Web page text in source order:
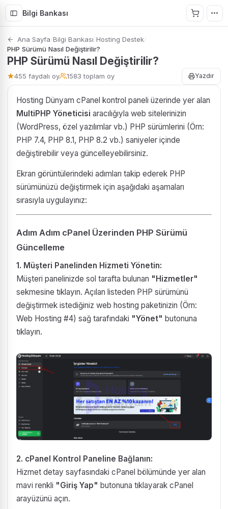
Bilgi Bankası
Ana Sayfa/Bilgi Bankası/Hosting Destek/
PHP Sürümü Nasıl Değiştirilir?
PHP Sürümü Nasıl Değiştirilir?
455 faydalı oy 1583 toplam oy Yazdır
Hosting Dünyam cPanel kontrol paneli üzerinde yer alan
MultiPHP Yöneticisi aracılığıyla web sitelerinizin
(WordPress, özel yazılımlar vb.) PHP sürümlerini (Örn:
PHP 7.4, PHP 8.1, PHP 8.2 vb.) saniyeler içinde
değiştirebilir veya güncelleyebilirsiniz.
Ekran görüntülerindeki adımları takip ederek PHP
sürümünüzü değiştirmek için aşağıdaki aşamaları
sırasıyla uygulayınız:
Adım Adım cPanel Üzerinden PHP Sürümü
Güncelleme
1. Müşteri Panelinden Hizmeti Yönetin:
Müşteri panelinizde sol tarafta bulunan "Hizmetler"
sekmesine tıklayın. Açılan listeden PHP sürümünü
değiştirmek istediğiniz web hosting paketinizin (Örn:
Web Hosting #4) sağ tarafındaki "Yönet" butonuna
tıklayın.
2. cPanel Kontrol Paneline Bağlanın:
Hizmet detay sayfasındaki cPanel bölümünde yer alan
mavi renkli "Giriş Yap" butonuna tıklayarak cPanel
arayüzünü açın.